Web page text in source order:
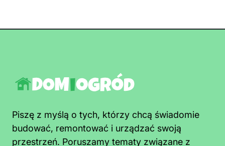
Piszę z myślą o tych, którzy chcą świadomie
budować, remontować i urządzać swoją
przestrzeń. Poruszamy tematy związane z